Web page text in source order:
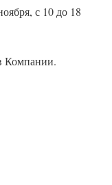
с 10 до 18
Компании.